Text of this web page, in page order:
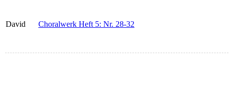
David Choralwerk Heft 5: Nr. 28-32